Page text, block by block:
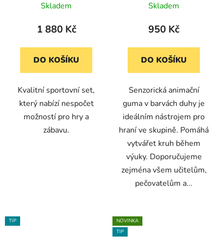
pytlíky
Skladem
1 880 Kč
DO KOŠÍKU
Kvalitní sportovní set,
který nabízí nespočet
možností pro hry a
zábavu.
Skladem
950 Kč
DO KOŠÍKU
Senzorická animační
guma v barvách duhy je
ideálním nástrojem pro
hraní ve skupině. Pomáhá
vytvářet kruh během
výuky. Doporučujeme
zejména všem učitelům,
pečovatelům a...
TIP
NOVINKA
TIP